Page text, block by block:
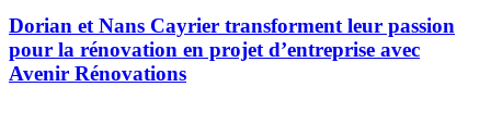
Dorian et Nans Cayrier transforment leur passion
pour la rénovation en projet d’entreprise avec
Avenir Rénovations